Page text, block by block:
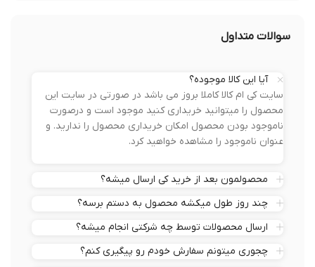
سوالات متداول
آیا این کالا موجوده؟
سایت کی ام کالا کاملا بروز می باشد در صورتی در سایت این
محصول را میتوانید خریداری کنید موجود است و درصورت
ناموجود بودن محصول امکان خریداری محصول را ندارید. و
عنوان ناموجود را مشاهده خواهید کرد.
محصولمون بعد از خرید کی ارسال میشه؟
چند روز طول میکشه محصول به دستم برسه؟
ارسال محصولات توسط چه شرکتی انجام میشه؟
چجوری میتونم سفارش خودم رو پیگیری کنم؟